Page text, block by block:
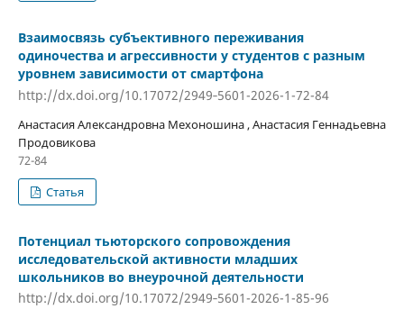
Взаимосвязь субъективного переживания
одиночества и агрессивности у студентов с разным
уровнем зависимости от смартфона
http://dx.doi.org/10.17072/2949‐5601-2026-1-72-84
Анастасия Александровна Мехоношина , Анастасия Геннадьевна
Продовикова
72-84
Статья
Потенциал тьюторского сопровождения
исследовательской активности младших
школьников во внеурочной деятельности
http://dx.doi.org/10.17072/2949‐5601-2026-1-85-96